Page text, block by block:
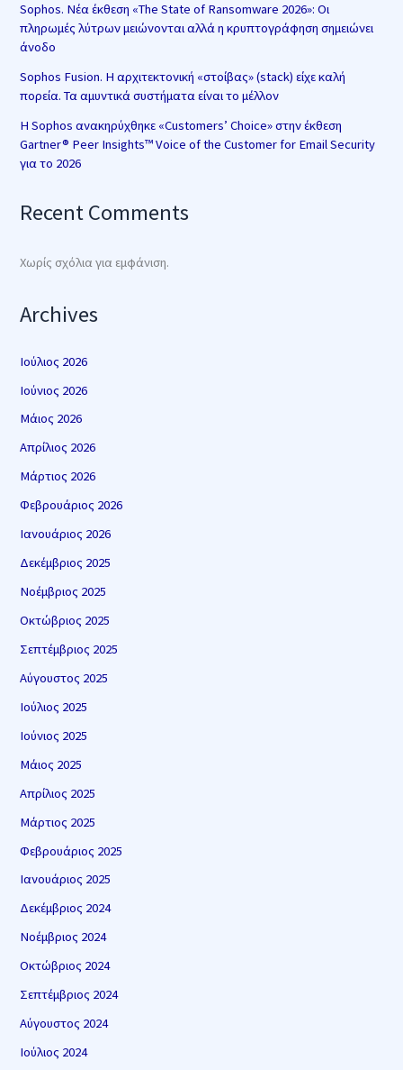
Sophos. Νέα έκθεση «The State of Ransomware 2026»: Οι
πληρωμές λύτρων μειώνονται αλλά η κρυπτογράφηση σημειώνει
άνοδο
Sophos Fusion. Η αρχιτεκτονική «στοίβας» (stack) είχε καλή
πορεία. Τα αμυντικά συστήματα είναι το μέλλον
Η Sophos ανακηρύχθηκε «Customers’ Choice» στην έκθεση
Gartner® Peer Insights™ Voice of the Customer for Email Security
για το 2026
Recent Comments
Χωρίς σχόλια για εμφάνιση.
Archives
Ιούλιος 2026
Ιούνιος 2026
Μάιος 2026
Απρίλιος 2026
Μάρτιος 2026
Φεβρουάριος 2026
Ιανουάριος 2026
Δεκέμβριος 2025
Νοέμβριος 2025
Οκτώβριος 2025
Σεπτέμβριος 2025
Αύγουστος 2025
Ιούλιος 2025
Ιούνιος 2025
Μάιος 2025
Απρίλιος 2025
Μάρτιος 2025
Φεβρουάριος 2025
Ιανουάριος 2025
Δεκέμβριος 2024
Νοέμβριος 2024
Οκτώβριος 2024
Σεπτέμβριος 2024
Αύγουστος 2024
Ιούλιος 2024